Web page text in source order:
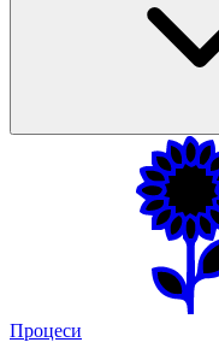
Процеси